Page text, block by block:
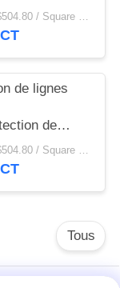
de la
pour la
du client
$410.20 - $504.80 / Square Meter MOQ:2,1 mètres carrés/place
de lignes
de
pour le NDT
$410.20 - $504.80 / Square Meter MOQ:2,1 mètres carrés/place
Tous